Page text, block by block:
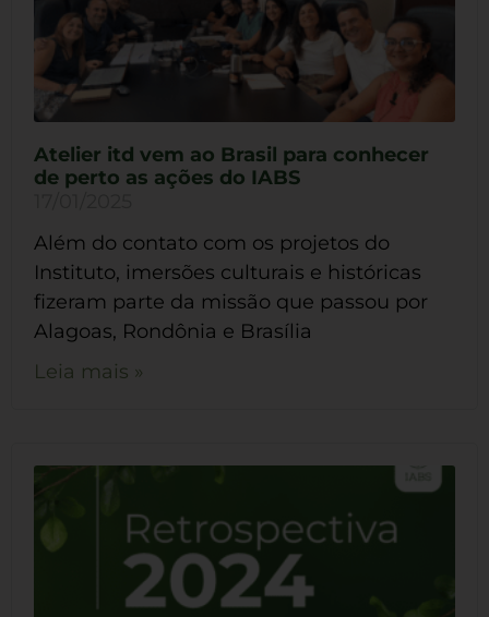
Atelier itd vem ao Brasil para conhecer
de perto as ações do IABS
Além do contato com os projetos do
Instituto, imersões culturais e históricas
fizeram parte da missão que passou por
Alagoas, Rondônia e Brasília
Leia mais »